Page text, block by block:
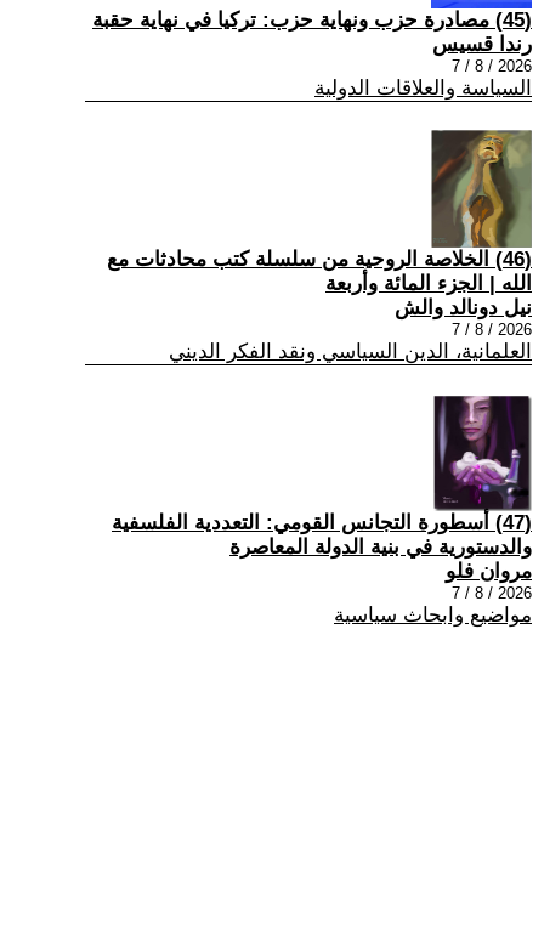
(45) مصادرة حزب ونهاية حزب: تركيا في نهاية حقبة
رندا قسيس
2026 / 8 / 7
السياسة والعلاقات الدولية
(46) الخلاصة الروحية من سلسلة كتب محادثات مع
الله | الجزء المائة وأربعة
نيل دونالد والش
2026 / 8 / 7
العلمانية، الدين السياسي ونقد الفكر الديني
(47) أسطورة التجانس القومي: التعددية الفلسفية
والدستورية في بنية الدولة المعاصرة
مروان فلو
2026 / 8 / 7
مواضيع وابحاث سياسية